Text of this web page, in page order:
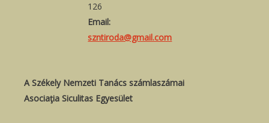
126
Email:
szntiroda@gmail.com
A Székely Nemzeti Tanács számlaszámai
Asociaţia Siculitas Egyesület